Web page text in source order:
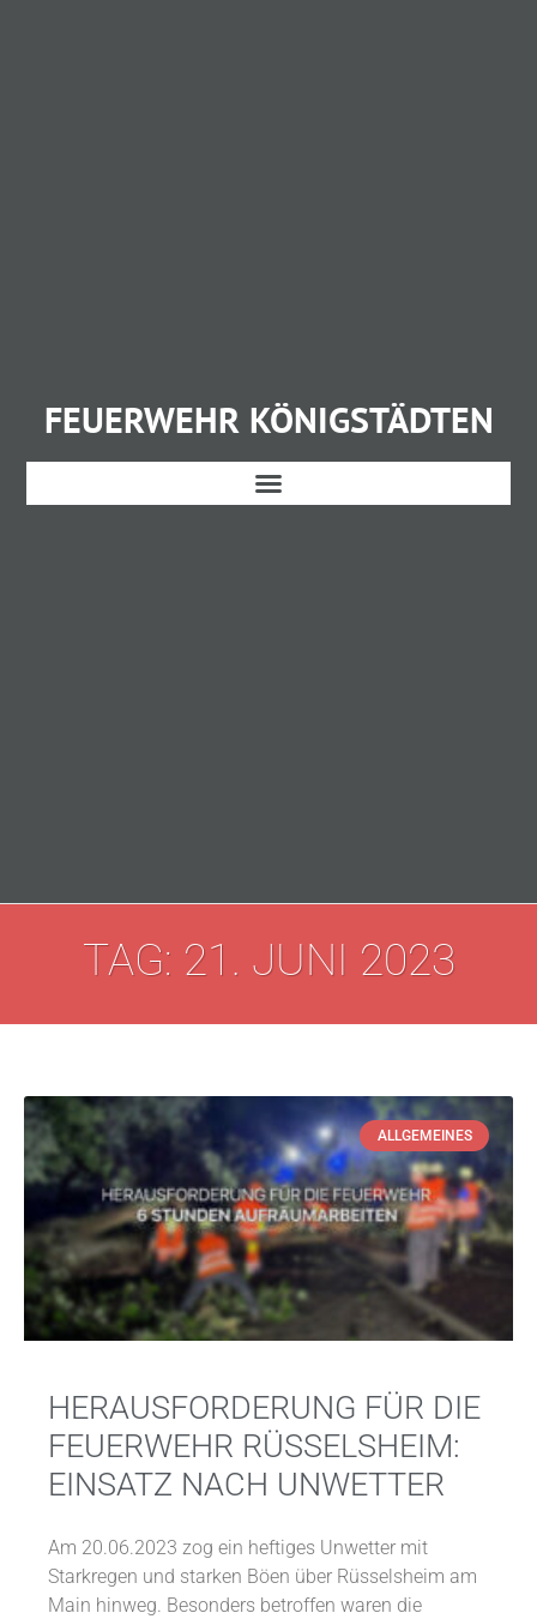
FEUERWEHR KÖNIGSTÄDTEN
TAG: 21. JUNI 2023
ALLGEMEINES
HERAUSFORDERUNG FÜR DIE
FEUERWEHR RÜSSELSHEIM:
EINSATZ NACH UNWETTER
Am 20.06.2023 zog ein heftiges Unwetter mit
Starkregen und starken Böen über Rüsselsheim am
Main hinweg. Besonders betroffen waren die